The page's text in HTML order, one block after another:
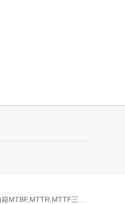
三個(gè)可靠性指標(biāo)的區(qū)別